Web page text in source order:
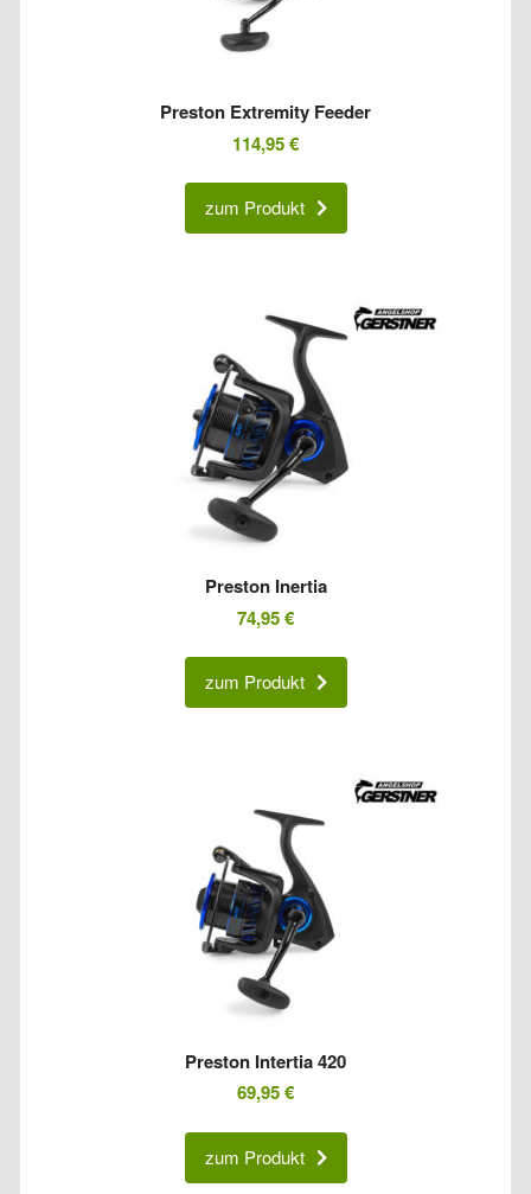
Preston Extremity Feeder
114,95€
zum Produkt
Preston Inertia
74,95€
zum Produkt
Preston Intertia 420
69,95€
zum Produkt